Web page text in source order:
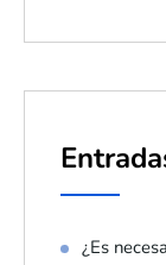
¿Es